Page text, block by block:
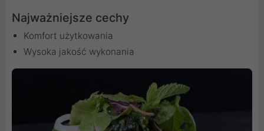
Najważniejsze cechy
Komfort użytkowania
Wysoka jakość wykonania